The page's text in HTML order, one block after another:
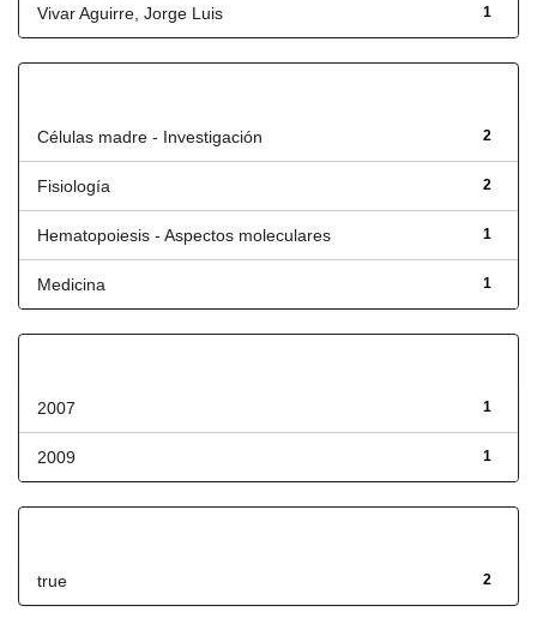
1
Vivar Aguirre, Jorge Luis
2
Células madre - Investigación
2
Fisiología
1
Hematopoiesis - Aspectos moleculares
1
Medicina
1
2007
1
2009
2
true